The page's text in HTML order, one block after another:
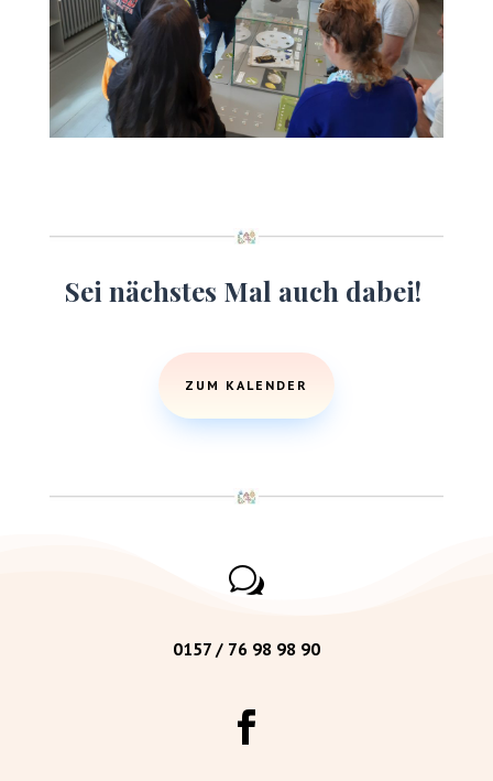
Sei nächstes Mal auch dabei!
ZUM KALENDER
w
0157 / 76 98 98 90
